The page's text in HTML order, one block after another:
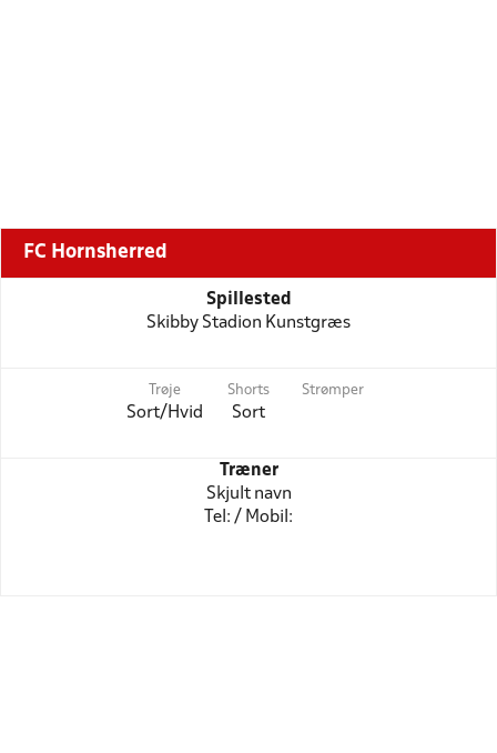
FC Hornsherred
Spillested
Skibby Stadion Kunstgræs
Trøje
Sort/Hvid
Shorts
Sort
Strømper
Træner
Skjult navn
Tel: / Mobil: